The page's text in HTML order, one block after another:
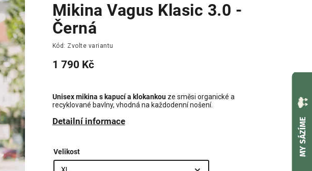
Mikina Vagus Klasic 3.0 -
Černá
Kód: Zvolte variantu
1 790 Kč
Unisex mikina s kapucí a klokankouze směsi organické a
recyklované bavlny, vhodná na každodenní nošení.
Detailní informace
Velikost MY SÁZÍME